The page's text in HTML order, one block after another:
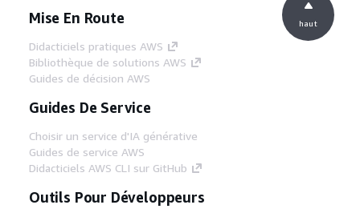
Mise En Route
Didacticiels pratiques AWS
Bibliothèque de solutions AWS
Guides de décision AWS
Guides De Service
Choisir un service d'IA générative
Guides de service AWS
Didacticiels AWS CLI sur GitHub
Outils Pour Développeurs
haut